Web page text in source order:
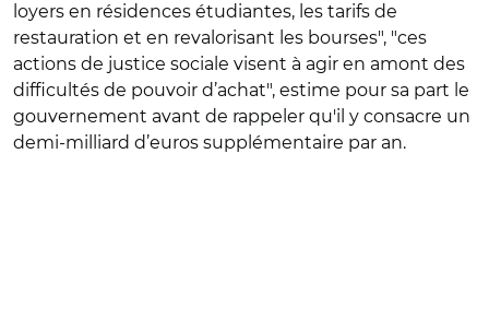
loyers en résidences étudiantes, les tarifs de
restauration et en revalorisant les bourses", "ces
actions de justice sociale visent à agir en amont des
difficultés de pouvoir d’achat", estime pour sa part le
gouvernement avant de rappeler qu'il y consacre un
demi-milliard d’euros supplémentaire par an.